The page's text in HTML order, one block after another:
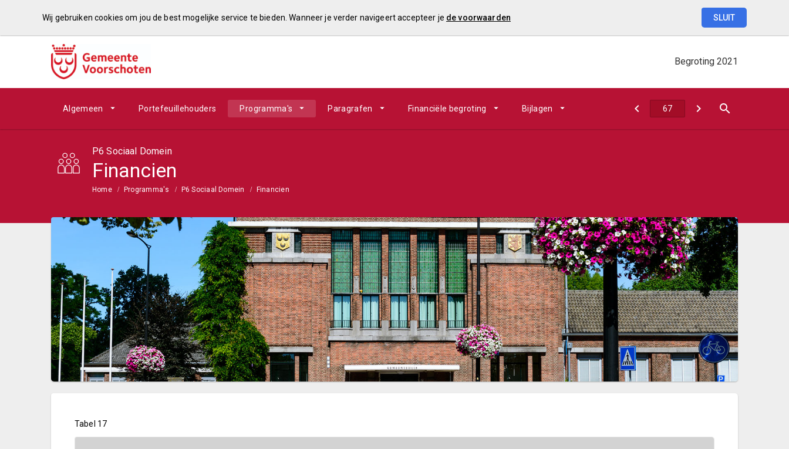
Begroting 2021
Algemeen Portefeuillehouders Programma's Paragrafen Financiële begroting Bijlagen
P6 Sociaal Domein
Financien
Home Programma's P6 Sociaal Domein Financien
Tabel 17
Wij gebruiken cookies om jou de best mogelijke service te bieden. Wanneer je verder navigeert accepteer je de voorwaarden SLUIT